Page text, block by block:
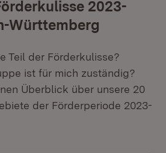
2023-
Württemberg
Teil der Förderkulisse?
ist für mich zuständig?
Überblick über unsere 20
der Förderperiode 2023-